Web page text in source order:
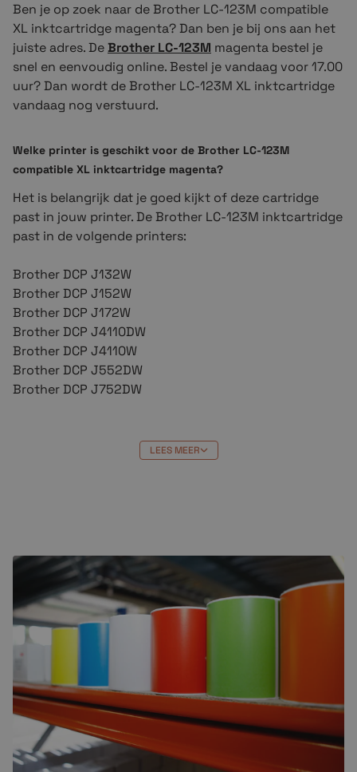
Ben je op zoek naar de Brother LC-123M compatible
XL inktcartridge magenta? Dan ben je bij ons aan het
juiste adres. DeBrother LC-123M magenta bestel je
snel en eenvoudig online. Bestel je vandaag voor 17.00
uur? Dan wordt de Brother LC-123M XL inktcartridge
vandaag nog verstuurd.
Welke printer is geschikt voor de Brother LC-123M
compatible XL inktcartridge magenta?
Het is belangrijk dat je goed kijkt of deze cartridge
past in jouw printer. De Brother LC-123M inktcartridge
past in de volgende printers:
Brother DCP J132W
Brother DCP J152W
Brother DCP J172W
Brother DCP J4110DW
Brother DCP J4110W
Brother DCP J552DW
Brother DCP J752DW
Brother MFC J4510DW
Brother MFC J6720DW
Brother MFC J6920DW
Brother MFC J870DW
Brother LC-
De Brother LC-123Mcompatible XL inktcartridge
magenta bestel je gemakkelijk en snel online bij
Crazylabels. Wij leveren alles uit voorraad. Bestel je
vandaag voo 17.00 uur? Dan wordt je bestelling
LEES MEER